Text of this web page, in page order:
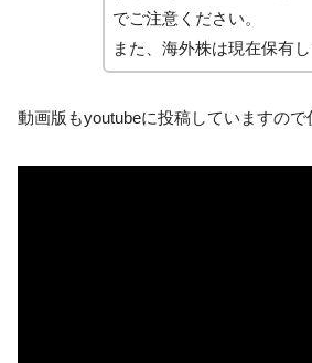
でご注意ください。
また、海外株は現在保有し
動画版もyoutubeに投稿していますので